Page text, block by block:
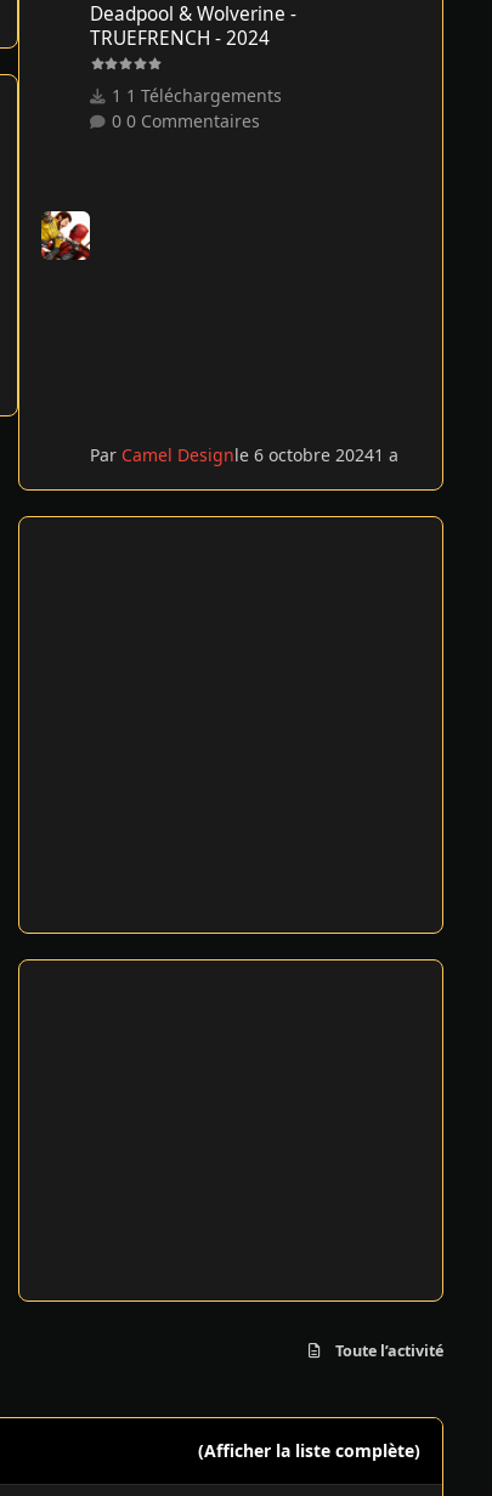
Deadpool & Wolverine -
TRUEFRENCH - 2024
1 Téléchargements
0 Commentaires
Par Camel Designle 6 octobre 20241 a
Toute l’activité
(Afficher la liste complète)